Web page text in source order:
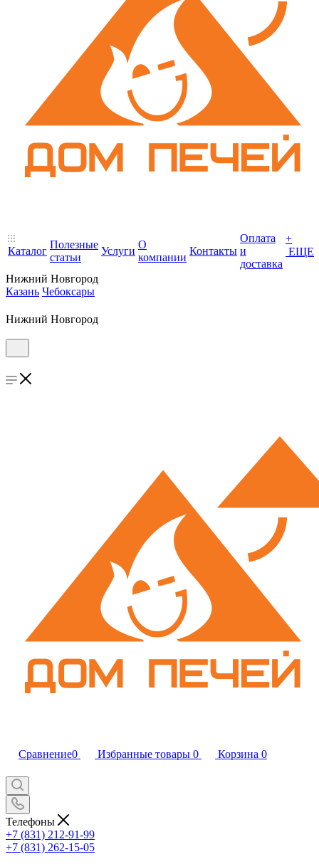
Каталог
Полезные
статьи
Услуги
О
компании
Контакты
Оплата
и
доставка
+
ЕЩЕ
Нижний Новгород
Казань Чебоксары
Нижний Новгород
Сравнение0 Избранные товары 0 Корзина 0
Телефоны
+7 (831) 212-91-99
+7 (831) 262-15-05